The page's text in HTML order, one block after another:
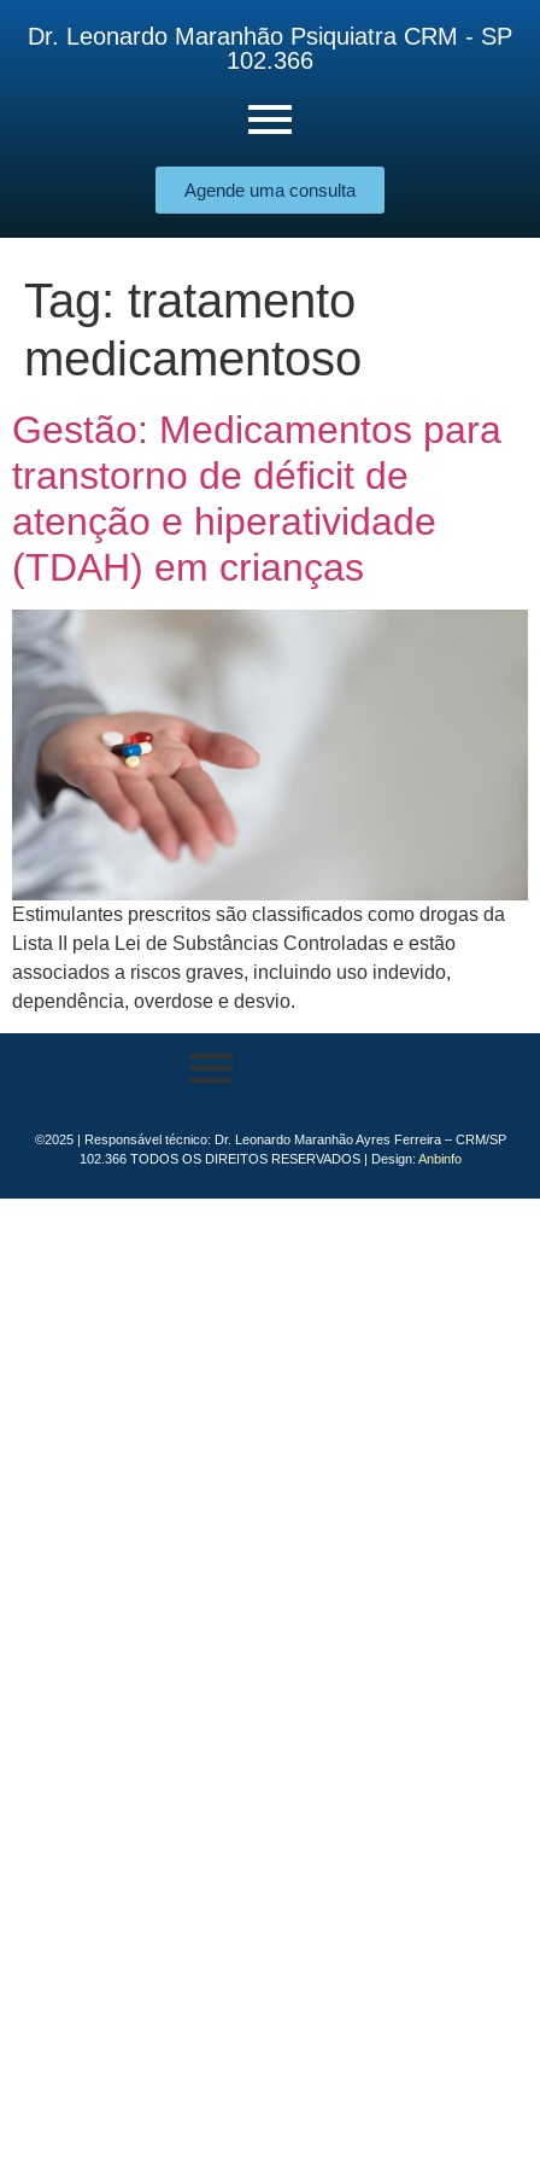
Dr. Leonardo Maranhão Psiquiatra CRM - SP
102.366
Agende uma consulta
Tag: tratamento
medicamentoso
Gestão: Medicamentos para
transtorno de déficit de
atenção e hiperatividade
(TDAH) em crianças
Estimulantes prescritos são classificados como drogas da
Lista II pela Lei de Substâncias Controladas e estão
associados a riscos graves, incluindo uso indevido,
dependência, overdose e desvio.
©2025 | Responsável técnico: Dr. Leonardo Maranhão Ayres Ferreira – CRM/SP
102.366 TODOS OS DIREITOS RESERVADOS | Design: Anbinfo